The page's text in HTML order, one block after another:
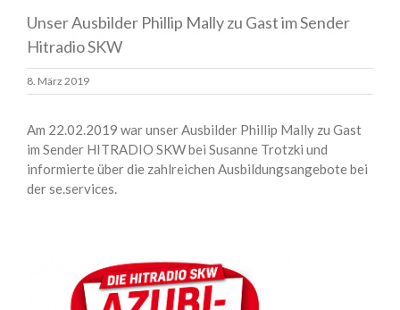
Unser Ausbilder Phillip Mally zu Gast im Sender
Hitradio SKW
8. März 2019
Am 22.02.2019 war unser Ausbilder Phillip Mally zu Gast
im Sender HITRADIO SKW bei Susanne Trotzki und
informierte über die zahlreichen Ausbildungsangebote bei
der se.services.